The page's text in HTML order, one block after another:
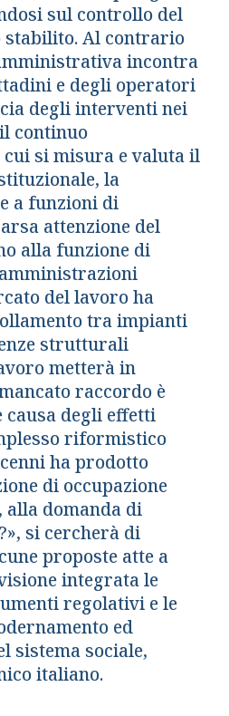
sul controllo del
Al contrario
incontra
e degli operatori
degli interventi nei
continuo
si misura e valuta il
la
a funzioni di
attenzione del
alla funzione di
del lavoro ha
tra impianti
strutturali
metterà in
raccordo è
degli effetti
riformistico
ha prodotto
di occupazione
domanda di
si cercherà di
proposte atte a
integrata le
regolativi e le
ed
sistema sociale,
italiano.